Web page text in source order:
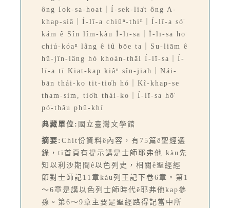
ông Iok-sa-hoat｜Í-sek-lia̍t ông A-
khap-siā｜Í-lī-a chiūⁿ-thiⁿ｜Í-lī-a só͘
kám ê Sîn lîm-kàu Í-lī-sa｜Í-lī-sa hō͘
chiú-kóaⁿ lâng ê iû bōe ta｜Su-liām ê
hū-jîn-lâng hó khoán-thāi Í-lī-sa｜Í-
lī-a tī Kiat-kap kiâⁿ sîn-jiah｜Nái-
bān thái-ko tit-tio̍h hó｜Kî-khap-se
tham-sim, tio̍h thái-ko｜Í-lī-sa hō͘
pó͘-thâu phû-khí
典藏單位: 國立臺灣文學館
摘要: Chit份資料ê內容，有75篇ê聖經選
錄，tī首頁有提示講是士師耶弗他 kàu先
知以利沙期間ê以色列史，相關ê聖經經
節對士師記11章kàu列王記下卷6章。第1
～6章是講以色列士師時代ê耶弗他kap參
孫。第6～9章主要是聖經路得記當中所